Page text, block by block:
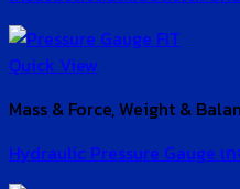
Quick View
Mass & Force, Weight &
Hydraulic Pressure Gauge เ